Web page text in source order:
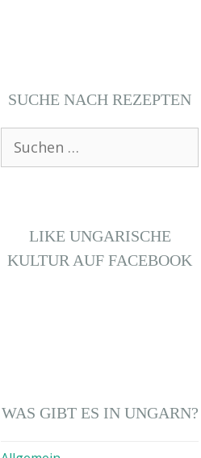
SUCHE NACH REZEPTEN
nach:
LIKE UNGARISCHE
KULTUR AUF FACEBOOK
WAS GIBT ES IN UNGARN?